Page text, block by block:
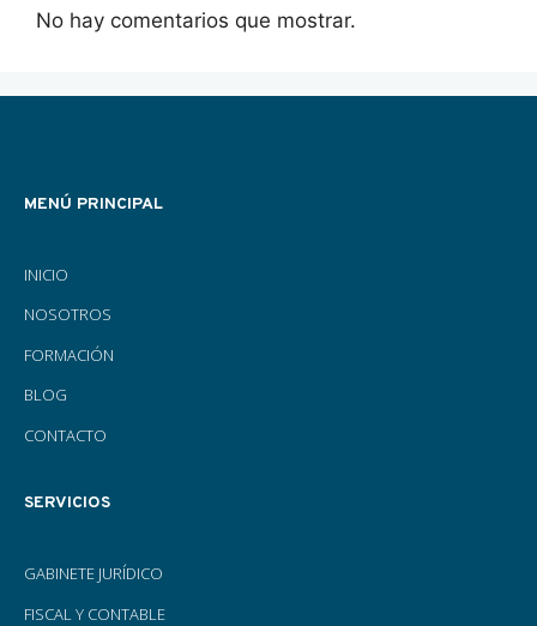
No hay comentarios que mostrar.
MENÚ PRINCIPAL
INICIO
NOSOTROS
FORMACIÓN
BLOG
CONTACTO
SERVICIOS
GABINETE JURÍDICO
FISCAL Y CONTABLE